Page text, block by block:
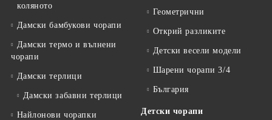
коляното
Дамски бамбукови чорапи
Дамски термо и вълнени
чорапи
Дамски терлици
Дамски забавни терлици
Найлонови чорапки
Геометрични
Открий разликите
Детски весели модели
Шарени чорапи 3/4
България
Детски чорапи